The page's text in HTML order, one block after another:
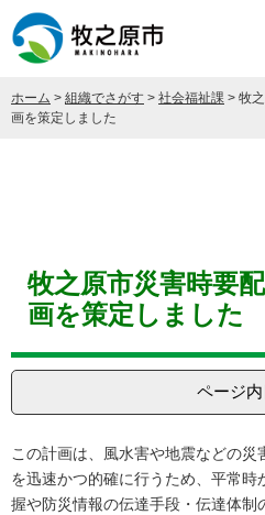
ー
先
頭
ニ
を
飛
ホーム > 組織でさがす > 社会福祉課 > 牧
画を策定しました
牧之原市災害時要
画を策定しました
ページ
この計画は、風水害や地震などの
を迅速かつ的確に行うため、平常
握や防災情報の伝達手段・伝達体